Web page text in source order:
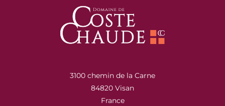
3100 chemin de la Carne
84820 Visan
France